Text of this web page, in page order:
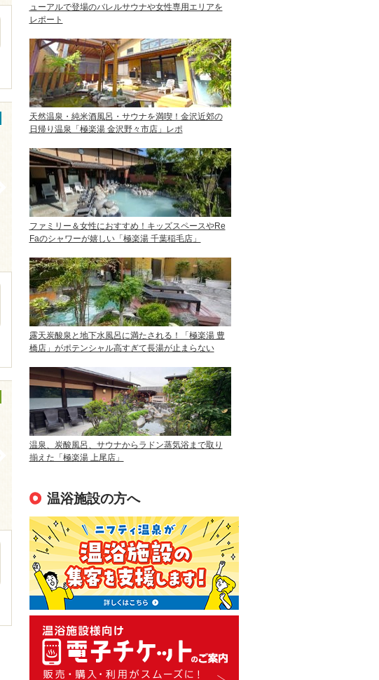
ューアルで登場のバレルサウナや女性専用エリアを
レポート
天然温泉・純米酒風呂・サウナを満喫！金沢近郊の
日帰り温泉「極楽湯 金沢野々市店」レポ
ファミリー＆女性におすすめ！キッズスペースやRe
Faのシャワーが嬉しい「極楽湯 千葉稲毛店」
露天炭酸泉と地下水風呂に満たされる！「極楽湯 豊
橋店」がポテンシャル高すぎて長湯が止まらない
温泉、炭酸風呂、サウナからラドン蒸気浴まで取り
揃えた「極楽湯 上尾店」
温浴施設の方へ
ニフティ温泉を使って手軽に